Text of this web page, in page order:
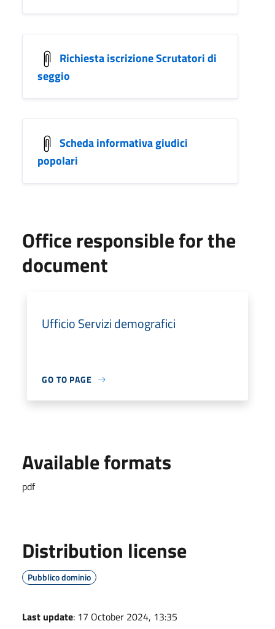
Richiesta iscrizione Scrutatori di
seggio
Scheda informativa giudici
popolari
Office responsible for the
document
Ufficio Servizi demografici
GO TO PAGE
Available formats
pdf
Distribution license
Pubblico dominio
Last update: 17 October 2024, 13:35